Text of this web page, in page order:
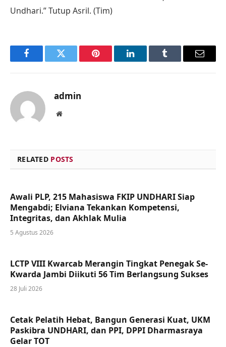
Undhari.” Tutup Asril. (Tim)
FacebookTwitter Pinterest LinkedInTumblr Email
admin
Website
RELATED POSTS
Awali PLP, 215 Mahasiswa FKIP UNDHARI Siap
Mengabdi; Elviana Tekankan Kompetensi,
Integritas, dan Akhlak Mulia
5 Agustus 2026
LCTP VIII Kwarcab Merangin Tingkat Penegak Se-
Kwarda Jambi Diikuti 56 Tim Berlangsung Sukses
28 Juli 2026
Cetak Pelatih Hebat, Bangun Generasi Kuat, UKM
Paskibra UNDHARI, dan PPI, DPPI Dharmasraya
Gelar TOT